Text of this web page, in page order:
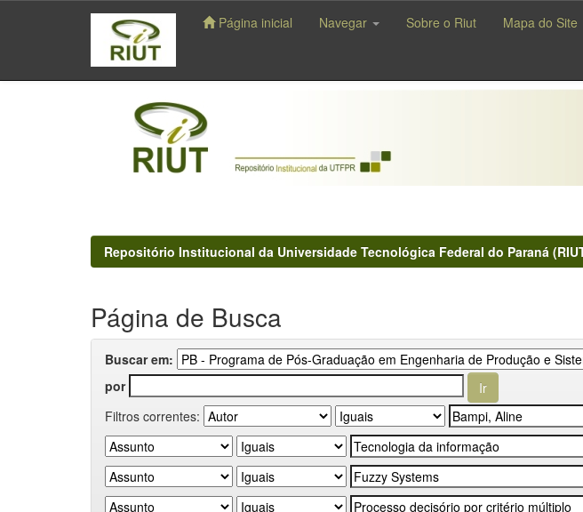
navigation
Página inicial Navegar Sobre o Riut Mapa do Site
Repositório Institucional da Universidade Tecnológica Federal do Paraná
Página de Busca
Buscar em:
por
Filtros correntes: